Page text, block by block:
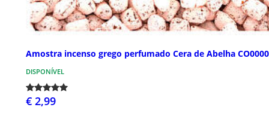
Amostra incenso grego perfumado Cera de Abelha
DISPONÍVEL
€ 2,99